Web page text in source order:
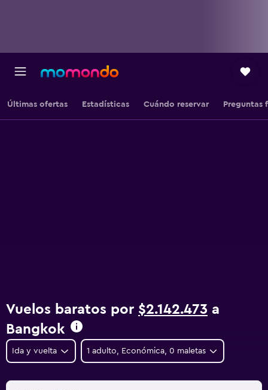
Últimas ofertas Estadísticas Cuándo reservar Preguntas
Vuelos baratos por $2.142.473 a
Bangkok
Ida y vuelta 1 adulto, Económica, 0 maletas